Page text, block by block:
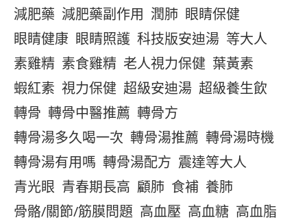
減肥藥 減肥藥副作用 潤肺 眼睛保健
眼睛健康 眼睛照護 科技版安迪湯 等大人
素雞精 素食雞精 老人視力保健 葉黃素
蝦紅素 視力保健 超級安迪湯 超級養生飲
轉骨 轉骨中醫推薦 轉骨方
轉骨湯多久喝一次 轉骨湯推薦 轉骨湯時機
轉骨湯有用嗎 轉骨湯配方 震達等大人
青光眼 青春期長高 顧肺 食補 養肺
骨骼/關節/筋膜問題 高血壓 高血糖 高血脂